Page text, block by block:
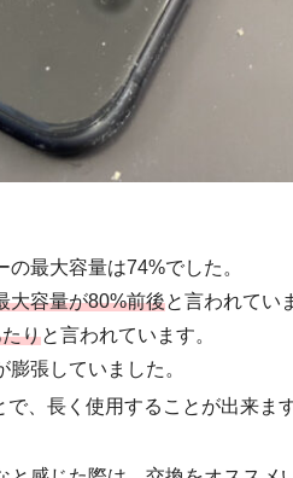
最大容量は74%でした。
大容量が80%前後と言われてい
りと言われています。
張していました。
で、長く使用することが出来ま